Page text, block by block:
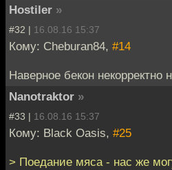
Hostiler »
#32 | 16.08.16 15:37
Кому: Cheburan84, #14
Наверное бекон
Nanotraktor »
#33 | 16.08.16 15:37
Кому: Black Oasis, #25
> Поедание мяса - нас же